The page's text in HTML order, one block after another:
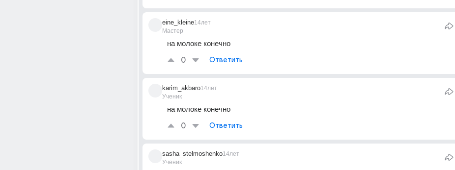
eine_kleine
Мастер
14лет
на молоке конечно
0 Ответить
karim_akbaro
Ученик
14лет
на молоке конечно
0 Ответить
sasha_stelmoshenko
Ученик
14лет